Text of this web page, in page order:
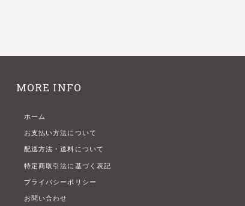
MORE INFO
ホーム
お支払い方法について
配送方法・送料について
特定商取引法に基づく表記
プライバシーポリシー
お問い合わせ